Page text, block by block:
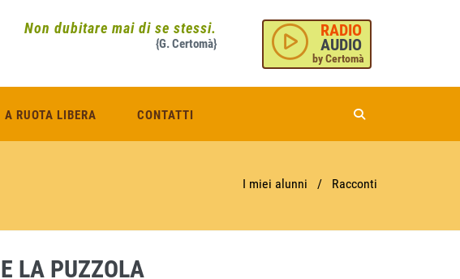
Non dubitare mai di se stessi.
{G. Certomà}
RADIO
AUDIO
by Certomà
A RUOTA LIBERA CONTATTI
I miei alunni / Racconti
LA PUZZOLA